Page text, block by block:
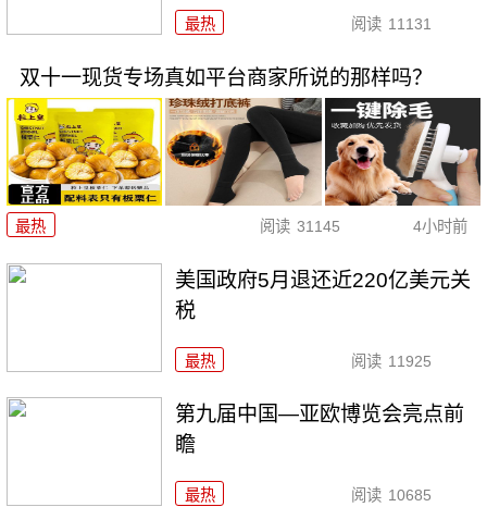
最热 阅读 11131
双十一现货专场真如平台商家所说的那样吗？
最热 阅读 31145 4小时前
美国政府5月退还近220亿美元关
税
最热 阅读 11925
第九届中国—亚欧博览会亮点前
瞻
最热 阅读 10685